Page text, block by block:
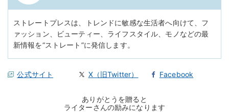
ストレートプレスは、トレンドに敏感な生活者へ向けて、フ
ァッション、ビューティー、ライフスタイル、モノなどの最
新情報を“ストレート”に発信します。
公式サイト X（旧Twitter） Facebook
ありがとうを贈ると
ライターさんの励みになります